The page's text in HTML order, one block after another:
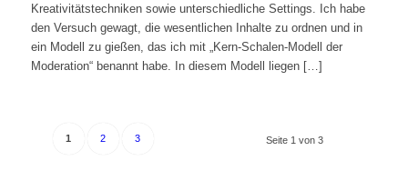
Kreativitätstechniken sowie unterschiedliche Settings. Ich habe
den Versuch gewagt, die wesentlichen Inhalte zu ordnen und in
ein Modell zu gießen, das ich mit „Kern-Schalen-Modell der
Moderation“ benannt habe. In diesem Modell liegen […]
Seite 1 von 3
1 2 3